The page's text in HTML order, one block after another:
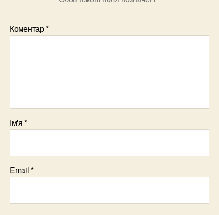
Коментар*
Ім'я *
Email*